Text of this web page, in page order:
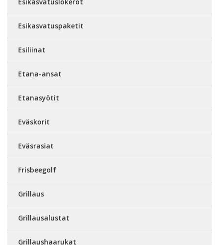
Esikasvatuspaketit
Esiliinat
Etana-ansat
Etanasyötit
Eväskorit
Eväsrasiat
Frisbeegolf
Grillaus
Grillausalustat
Grillaushaarukat